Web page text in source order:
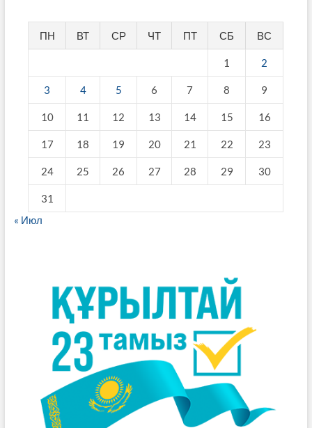
ПН ВТ СР ЧТ ПТ СБ ВС
1 2
3 4 5 6 7 8 9
10 11 12 13 14 15 16
17 18 19 20 21 22 23
24 25 26 27 28 29 30
31
« Июл